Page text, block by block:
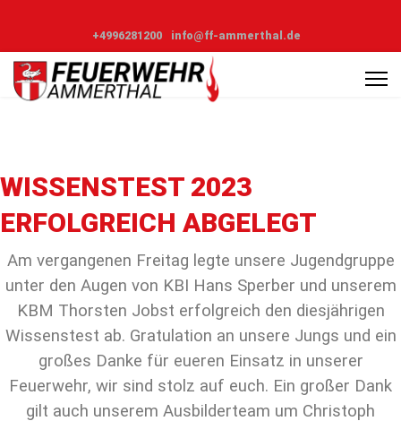
+4996281200 info@ff-ammerthal.de
WISSENSTEST 2023
ERFOLGREICH ABGELEGT
Am vergangenen Freitag legte unsere Jugendgruppe
unter den Augen von KBI Hans Sperber und unserem
KBM Thorsten Jobst erfolgreich den diesjährigen
Wissenstest ab. Gratulation an unsere Jungs und ein
großes Danke für eueren Einsatz in unserer
Feuerwehr, wir sind stolz auf euch. Ein großer Dank
gilt auch unserem Ausbilderteam um Christoph